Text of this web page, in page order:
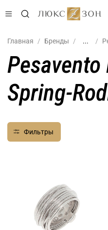
Главная Бренды ...
Pesavento
Spring-
Фильтры